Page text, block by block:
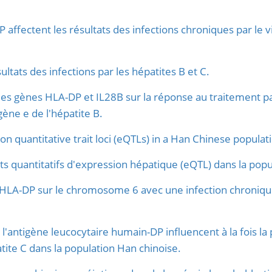
affectent les résultats des infections chroniques par le
des infections par les hépatites B et C.
gènes HLA-DP et IL28B sur la réponse au traitement
e de l'hépatite B.
quantitative trait loci (eQTLs) in a Han Chinese
quantitatifs d'expression hépatique (eQTL) dans la
DP sur le chromosome 6 avec une infection
leucocytaire humain-DP influencent à la fois
C dans la population Han chinoise.